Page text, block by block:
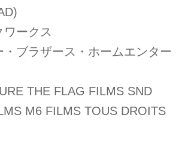
ワークス
ブラザース・ホームエンター
THE FLAG FILMS SND
M6 FILMS TOUS DROITS